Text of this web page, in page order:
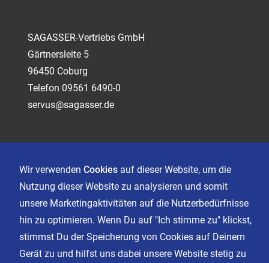
SAGASSER-Vertriebs GmbH
Gärtnersleite 5
96450 Coburg
Telefon 09561 6490-0
servus@sagasser.de
Karriere
Wir verwenden Cookies auf dieser Website, um die
Nutzung dieser Website zu analysieren und somit
unsere Marketingaktivitäten auf die Nutzerbedürfnisse
hin zu optimieren. Wenn Du auf "Ich stimme zu" klickst,
stimmst Du der Speicherung von Cookies auf Deinem
Gerät zu und hilfst uns dabei unsere Website stetig zu